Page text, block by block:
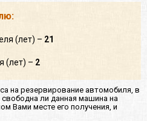
(лет) – 21
(лет) – 2
на резервирование автомобиля, в
ли данная машина на
Вами месте его получения, и